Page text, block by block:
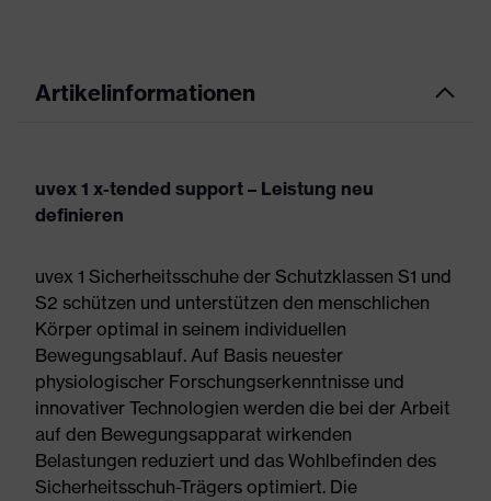
Artikelinformationen
uvex 1 x-tended support – Leistung neu
definieren
uvex 1 Sicherheitsschuhe der Schutzklassen S1 und
S2 schützen und unterstützen den menschlichen
Körper optimal in seinem individuellen
Bewegungsablauf. Auf Basis neuester
physiologischer Forschungserkenntnisse und
innovativer Technologien werden die bei der Arbeit
auf den Bewegungsapparat wirkenden
Belastungen reduziert und das Wohlbefinden des
Sicherheitsschuh-Trägers optimiert. Die